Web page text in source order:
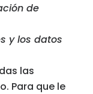
de
y los datos
las
Para que le